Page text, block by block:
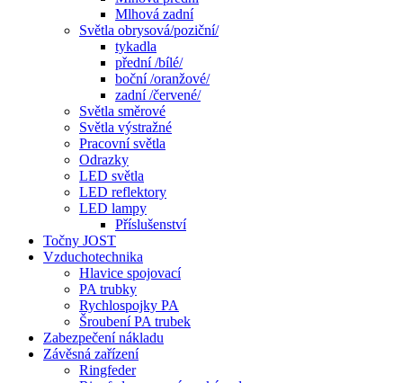
Mlhová zadní
Světla obrysová/poziční/
tykadla
přední /bílé/
boční /oranžové/
zadní /červené/
Světla směrové
Světla výstražné
Pracovní světla
Odrazky
LED světla
LED reflektory
LED lampy
Příslušenství
Točny JOST
Vzduchotechnika
Hlavice spojovací
PA trubky
Rychlospojky PA
Šroubení PA trubek
Zabezpečení nákladu
Závěsná zařízení
Ringfeder